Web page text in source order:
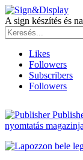
A sign készítés és
Likes
Followers
Subscribers
Followers
nyomtatás magazinja